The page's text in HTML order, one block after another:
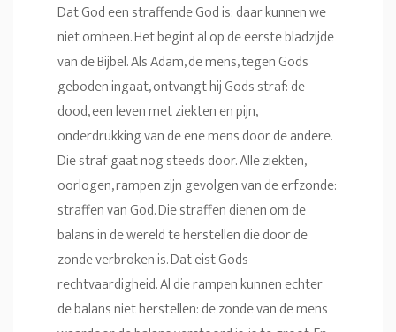
Dat God een straffende God is: daar kunnen we
niet omheen. Het begint al op de eerste bladzijde
van de Bijbel. Als Adam, de mens, tegen Gods
geboden ingaat, ontvangt hij Gods straf: de
dood, een leven met ziekten en pijn,
onderdrukking van de ene mens door de andere.
Die straf gaat nog steeds door. Alle ziekten,
oorlogen, rampen zijn gevolgen van de erfzonde:
straffen van God. Die straffen dienen om de
balans in de wereld te herstellen die door de
zonde verbroken is. Dat eist Gods
rechtvaardigheid. Al die rampen kunnen echter
de balans niet herstellen: de zonde van de mens